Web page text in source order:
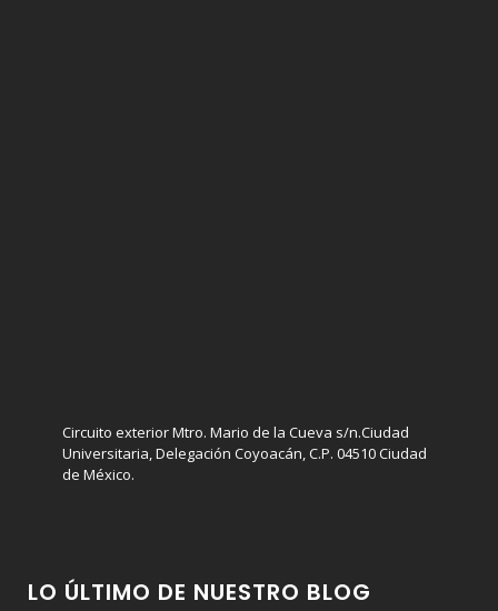
Circuito exterior Mtro. Mario de la Cueva s/n.Ciudad
Universitaria, Delegación Coyoacán, C.P. 04510 Ciudad
de México.
LO ÚLTIMO DE NUESTRO BLOG